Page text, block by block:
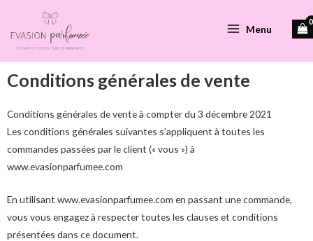
Menu
Conditions générales de vente
Conditions générales de vente à compter du 3 décembre 2021
Les conditions générales suivantes s’appliquent à toutes les
commandes passées par le client (« vous ») à
www.evasionparfumee.com
En utilisant www.evasionparfumee.com en passant une commande,
vous vous engagez à respecter toutes les clauses et conditions
présentées dans ce document.